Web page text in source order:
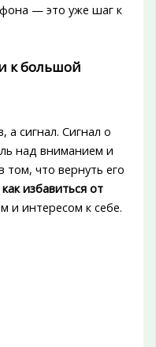
— это уже шаг к
к большой
сигнал. Сигнал о
над вниманием и
что вернуть его
как избавиться от
и интересом к себе.